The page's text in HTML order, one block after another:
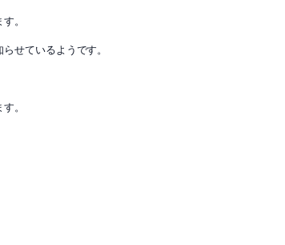
。
せているようです。
。